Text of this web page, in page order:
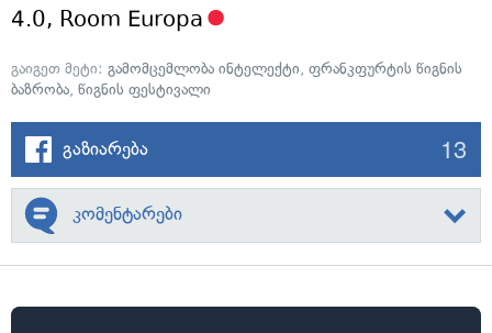
4.0, Room Europa
გაიგეთ მეტი: გამომცემლობა ინტელექტი, ფრანკფურტის წიგნის
ბაზრობა, წიგნის ფესტივალი
გაზიარება 13
კომენტარები